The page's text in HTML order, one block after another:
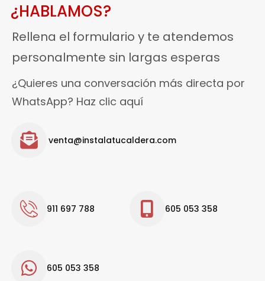
¿HABLAMOS?
Rellena el formulario y te atendemos
personalmente sin largas esperas
¿Quieres una conversación más directa por
WhatsApp? Haz clic aquí
venta@instalatucaldera.com
911 697 788 605 053 358
605 053 358